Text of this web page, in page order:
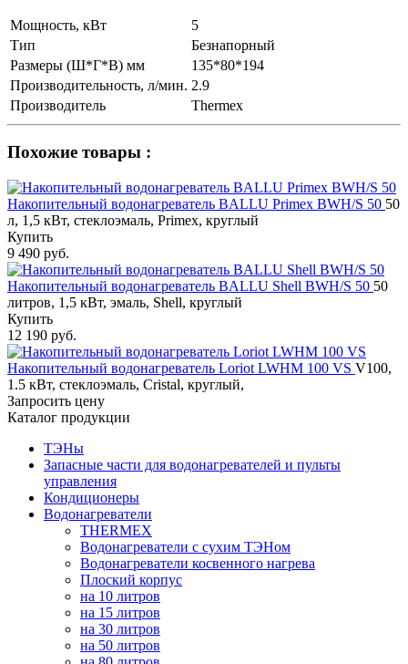
Мощность, кВт
5
Тип
Безнапорный
Размеры (Ш*Г*В) мм
135*80*194
Производительность, л/мин. 2.9
Производитель
Thermex
Похожие товары :
Накопительный водонагреватель BALLU Primex BWH/S 50 50
л, 1,5 кВт, стеклоэмаль, Primex, круглый
Купить
9 490 руб.
Накопительный водонагреватель BALLU Shell BWH/S 50 50
литров, 1,5 кВт, эмаль, Shell, круглый
Купить
12 190 руб.
Накопительный водонагреватель Loriot LWHM 100 VS V100,
1.5 кВт, стеклоэмаль, Cristal, круглый,
Запросить цену
Каталог продукции
ТЭНы
Запасные части для водонагревателей и пульты
управления
Кондиционеры
Водонагреватели
THERMEX
Водонагреватели с сухим ТЭНом
Водонагреватели косвенного нагрева
Плоский корпус
на 10 литров
на 15 литров
на 30 литров
на 50 литров